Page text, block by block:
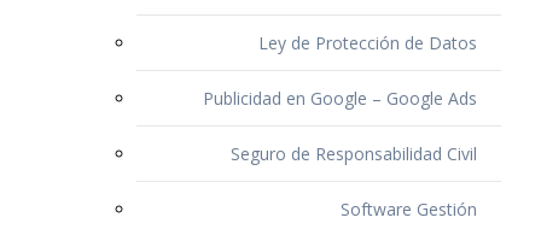
Ley de Protección de Datos
Publicidad en Google – Google Ads
Seguro de Responsabilidad Civil
Software Gestión